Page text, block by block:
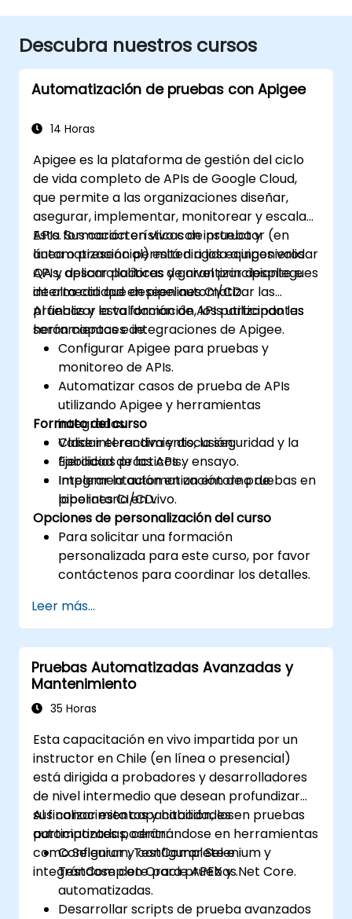
Descubra nuestros cursos
Automatización de pruebas con Apigee
14 Horas
Apigee es la plataforma de gestión del ciclo
de vida completo de APIs de Google Cloud,
que permite a las organizaciones diseñar,
asegurar, implementar, monitorear y escalar
APIs. Sus características de prueba y
automatización permiten a los equipos validar
APIs, aplicar políticas y garantizar despliegues
de alta calidad en pipelines CI/CD.
Esta formación en vivo con instructor (en
línea o presencial) está dirigida a ingenieros
QA y desarrolladores de nivel principiante e
intermedio que deseen automatizar las
pruebas y la validación de APIs utilizando las
herramientas e integraciones de Apigee.
Al finalizar esta formación, los participantes
serán capaces de:
Configurar Apigee para pruebas y
monitoreo de APIs.
Automatizar casos de prueba de APIs
utilizando Apigee y herramientas
integradas.
Validar el rendimiento, la seguridad y la
fiabilidad de las APIs.
Integrar la automatización de pruebas en
pipelines CI/CD.
Formato del curso
Clase interactiva y discusión.
Ejercicios prácticos y ensayo.
Implementación en un entorno de
laboratorio en vivo.
Opciones de personalización del curso
Para solicitar una formación
personalizada para este curso, por favor
contáctenos para coordinar los detalles.
Leer más...
Pruebas Automatizadas Avanzadas y
Mantenimiento
35 Horas
Esta capacitación en vivo impartida por un
instructor en Chile (en línea o presencial)
está dirigida a probadores y desarrolladores
de nivel intermedio que desean profundizar
sus conocimientos y habilidades en pruebas
automatizadas, centrándose en herramientas
como Selenium, TestComplete e
integrándose con Oracle APEX y .Net Core.
Al finalizar esta capacitación, los
participantes podrán:
Configurar y configurar Selenium y
TestComplete para pruebas
automatizadas.
Desarrollar scripts de prueba avanzados